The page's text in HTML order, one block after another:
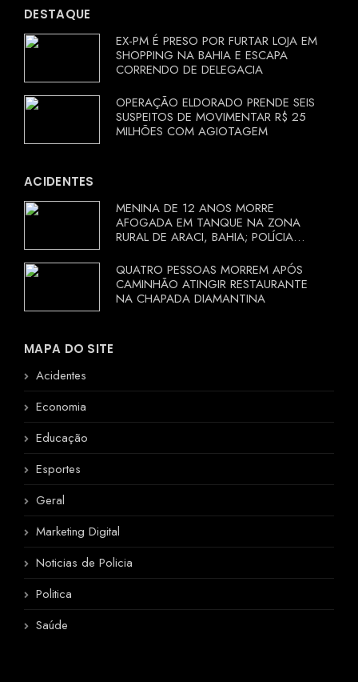
DESTAQUE
EX-PM É PRESO POR FURTAR LOJA EM
SHOPPING NA BAHIA E ESCAPA
CORRENDO DE DELEGACIA
OPERAÇÃO ELDORADO PRENDE SEIS
SUSPEITOS DE MOVIMENTAR R$ 25
MILHÕES COM AGIOTAGEM
ACIDENTES
MENINA DE 12 ANOS MORRE
AFOGADA EM TANQUE NA ZONA
RURAL DE ARACI, BAHIA; POLÍCIA
QUATRO PESSOAS MORREM APÓS
CAMINHÃO ATINGIR RESTAURANTE
NA CHAPADA DIAMANTINA
MAPA DO SITE
Acidentes
Economia
Educação
Esportes
Geral
Marketing Digital
Noticias de Policia
Politica
Saúde